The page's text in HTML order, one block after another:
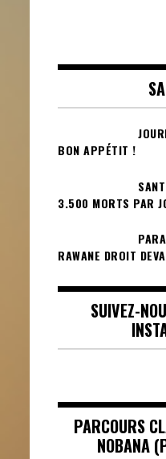
BON APPÉTIT !
3.500 MORTS PAR
RAWANE DROIT
SUIVEZ-
PARCOURS
NOBANA